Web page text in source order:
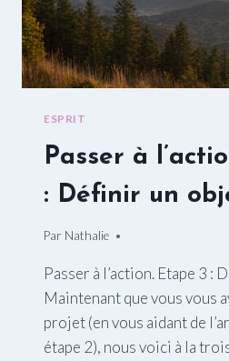
ESPRIT
Passer à
: Définir un
Par Nathalie
09/03/2016
Passer à l’action. Etape 3 :
Maintenant que vous vous
projet (en vous aidant de
étape 2), nous voici à la